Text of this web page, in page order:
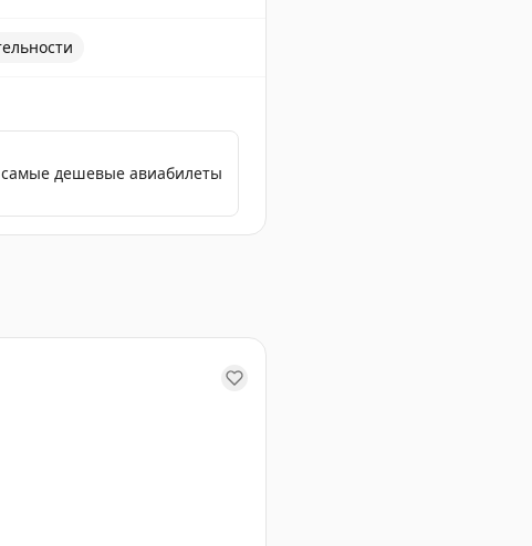
дешевые авиабилеты